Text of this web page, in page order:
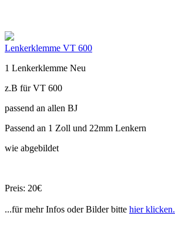
Lenkerklemme VT 600
1 Lenkerklemme Neu
z.B für VT 600
passend an allen BJ
Passend an 1 Zoll und 22mm Lenkern
wie abgebildet
Preis: 20€
...für mehr Infos oder Bilder bitte hier klicken.